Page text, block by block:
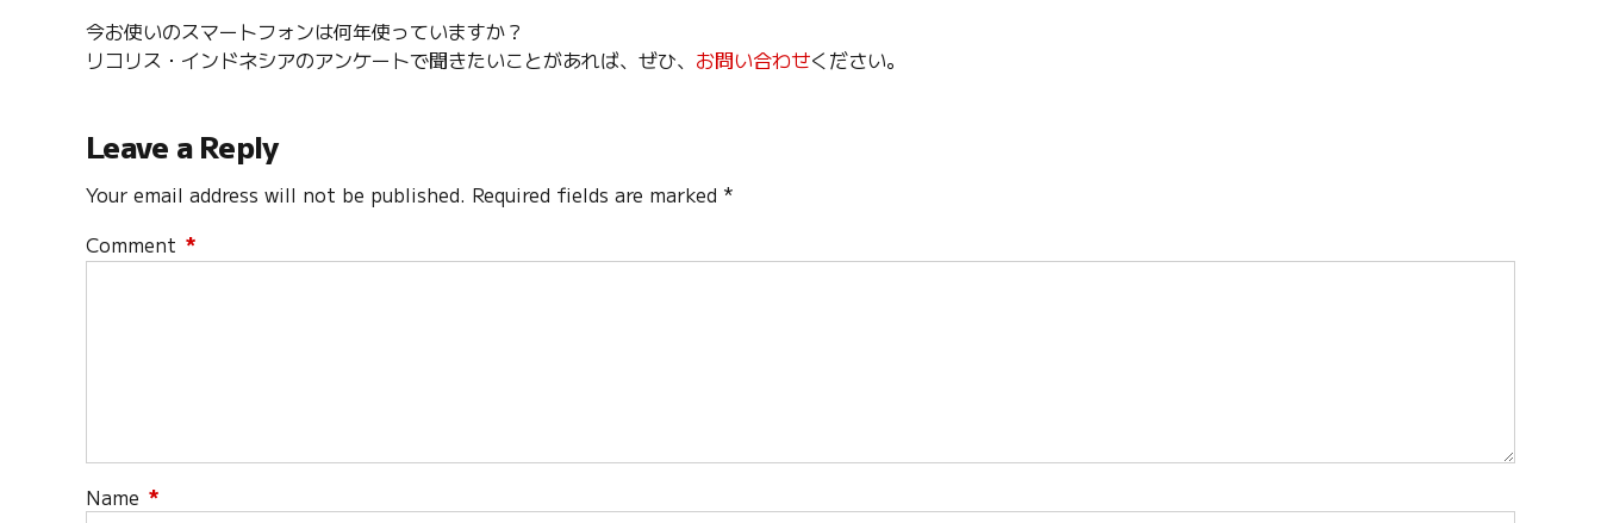
今お使いのスマートフォンは何年使っていますか？
リコリス・インドネシアのアンケートで聞きたいことがあれば、ぜひ、 お問い合わせください。
Leave a Reply
Your email address will not be published. Required fields are marked *
Comment *
Name *